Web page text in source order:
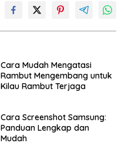
Cara Mudah Mengatasi
Rambut Mengembang untuk
Kilau Rambut Terjaga
Cara Screenshot Samsung:
Panduan Lengkap dan
Mudah